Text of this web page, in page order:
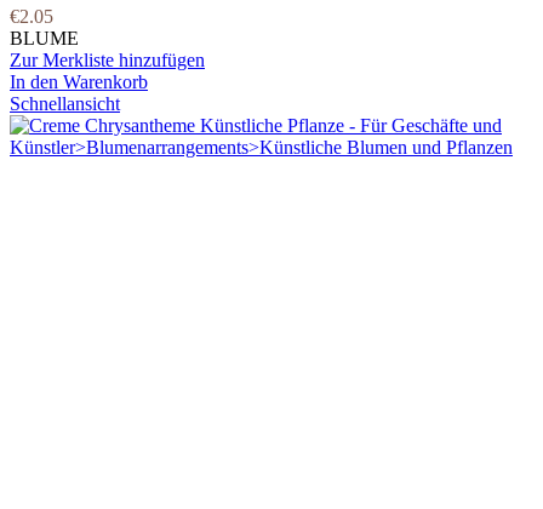
€2.05
BLUME
Zur Merkliste hinzufügen
In den Warenkorb
Schnellansicht